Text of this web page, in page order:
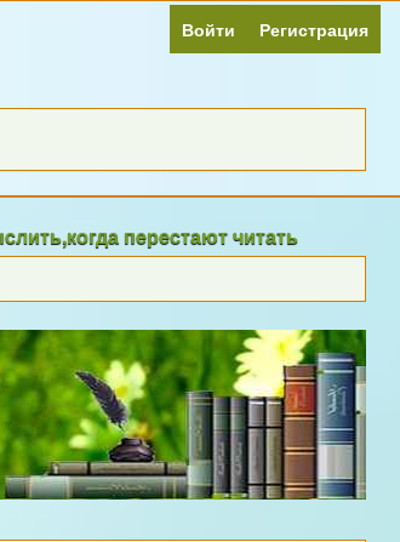
Войти Регистрация
перестают читать